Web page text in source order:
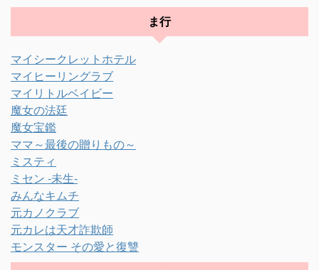
ま行
マイシークレットホテル
マイヒーリングラブ
マイリトルベイビー
魔女の法廷
魔女宝鑑
ママ～最後の贈りもの～
ミスティ
ミセン -未生-
みんなキムチ
元カノクラブ
元カレは天才詐欺師
モンスター その愛と復讐